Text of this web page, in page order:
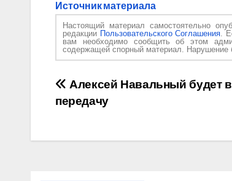
Источник материала
Настоящий материал самостоятельно
редакции Пользовательского Соглашения.
вам необходимо сообщить об этом
содержащей спорный материал. Нарушение
Навигация
по
записям
Алексей Навальный будет
передачу